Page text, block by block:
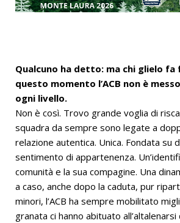
Qualcuno ha detto: ma chi glielo fa
questo momento l’ACB non è
ogni livello.
Non è così. Trovo grande voglia di
squadra da sempre sono legate a
relazione autentica. Unica. Fondata su
sentimento di appartenenza.
comunità e la sua compagine. Una
a caso, anche dopo la caduta, pur
minori, l’ACB ha sempre mobilitato
granata ci hanno abituato